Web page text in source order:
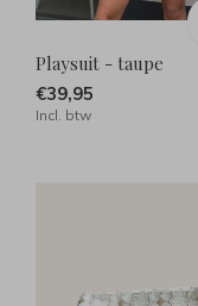
Playsuit - taupe
€39,95
Incl. btw